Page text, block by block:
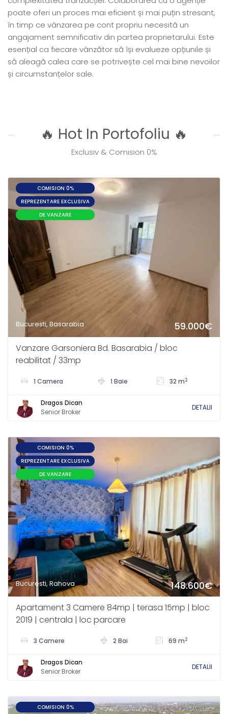
poate oferi un proces mai eficient și mai puțin stresant,
în timp ce vânzarea pe cont propriu necesită un
angajament semnificativ din partea proprietarului. Este
esențial ca fiecare vânzător să își evalueze opțiunile și
să aleagă calea care se potrivește cel mai bine nevoilor
și circumstanțelor sale.
🔥 Hot In Portofoliu 🔥
Exclusiv & Comision 0%
COMISION 0%
REPREZENTARE EXCLUSIVA
DE VANZARE
Bucuresti, Basarabia 59.000€
Vanzare Garsoniera Bd. Basarabia / bloc
reabilitat / 33mp
1 Camera 1 Baie 32 m2
Dragos Dican
Senior Broker
DETALII
COMISION 0%
REPREZENTARE EXCLUSIVA
DE VANZARE
Bucuresti, Rahova 148.600€
Apartament 3 Camere 84mp | terasa 15mp | bloc
2019 | centrala | loc parcare
3 Camere 2 Bai 69 m2
Dragos Dican
Senior Broker
DETALII
COMISION 0%